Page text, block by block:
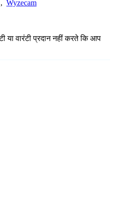
, Wyzecam
या वारंटी प्रदान नहीं करते कि आप